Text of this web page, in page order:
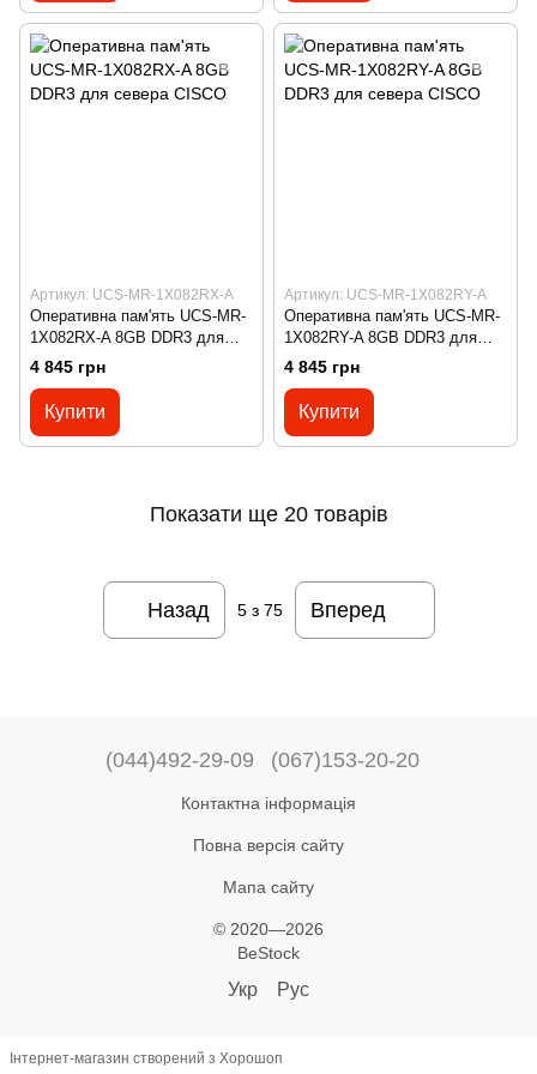
Артикул: UCS-MR-1X082RX-A
Оперативна пам'ять UCS-MR-
1X082RX-A 8GB DDR3 для
севера CISCO
4 845 грн
Купити
Артикул: UCS-MR-1X082RY-A
Оперативна пам'ять UCS-MR-
1X082RY-A 8GB DDR3 для
севера CISCO
4 845 грн
Купити
Показати ще 20 товарів
Назад 5з 75 Вперед
(044)492-29-09 (067)153-20-20
Контактна інформація
Повна версія сайту
Мапа сайту
© 2020—2026
BeStock
Укр Рус
Інтернет-магазин створений з Хорошоп